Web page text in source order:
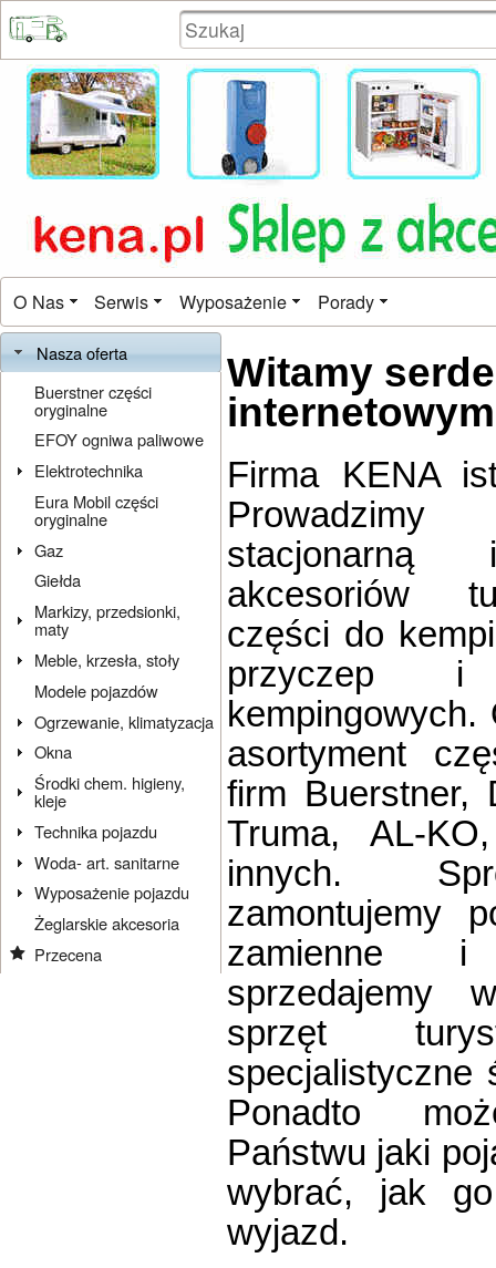
O Nas Serwis Wyposażenie Porady
Nasza oferta
Buerstner części
oryginalne
EFOY ogniwa paliwowe
Elektrotechnika
Eura Mobil części
oryginalne
Gaz
Giełda
Markizy, przedsionki,
maty
Meble, krzesła, stoły
Modele pojazdów
Ogrzewanie, klimatyzacja
Okna
Środki chem. higieny,
kleje
Technika pojazdu
Woda- art. sanitarne
Wyposażenie pojazdu
Żeglarskie akcesoria
Przecena
Witamy
internetowym
Firma KENA
stacjonarną
akcesoriów
części do
przyczep i
kempingowych.
asortyment
firm Buerstner,
Truma, AL-
innych.
zamontujemy
zamienne i
sprzedajemy
sprzęt
specjalistyczne
Ponadto
Państwu jaki
wybrać, jak
wyjazd.